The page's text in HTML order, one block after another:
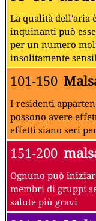
La qualità dell'aria
inquinanti può
per un numero
insolitamente
101-150
I residenti
possono avere
effetti siano seri
151-200
Ognuno può
membri di gruppi
salute più gravi